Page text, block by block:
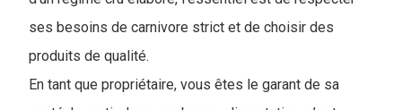
ses besoins de carnivore strict et de choisir des
produits de qualité.
En tant que propriétaire, vous êtes le garant de sa